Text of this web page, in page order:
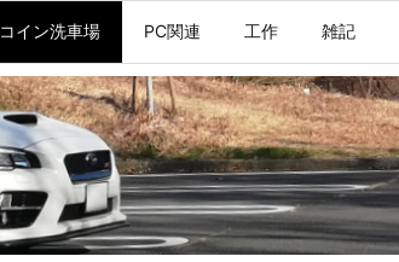
コイン洗車場 PC関連 工作 雑記